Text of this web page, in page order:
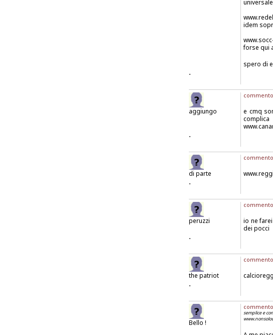
idem
forse qui
spero di
.
aggiungo
e cmq
.
di parte
.
peruzzi
io ne
dei pocci
.
the patriot
commento
.
Bello !
semplice e